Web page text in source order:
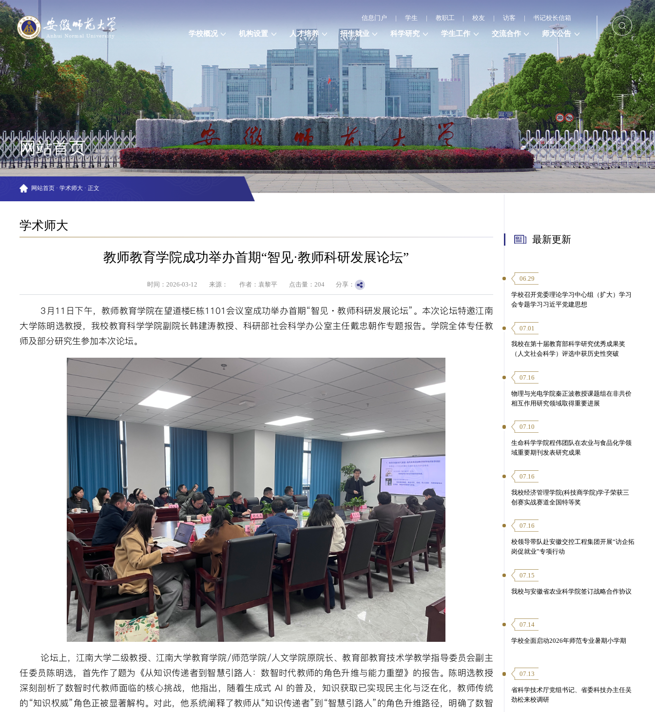
信息门户 | 学生 | 教职工 | 校友 | 访客 | 书记校长信箱
学校概况 机构设置 人才培养 招生就业 科学研究 学生工作 交流合作 师大公告
网站首页
网站首页 · 学术师大 · 正文
学术师大
教师教育学院成功举办首期“智见·教师科研发展论坛”
时间：2026-03-12 来源： 作者：袁黎平 点击量： 204 分享：
3月11日下午，教师教育学院在望道楼E栋1101会议室成功举办首期“智见・教师科研发展论坛”。本次论坛特邀江南
大学陈明选教授，我校教育科学学院副院长韩建涛教授、科研部社会科学办公室主任戴忠朝作专题报告。学院全体专任教
师及部分研究生参加本次论坛。
论坛上，江南大学二级教授、江南大学教育学院/师范学院/人文学院原院长、教育部教育技术学教学指导委员会副主
任委员陈明选，首先作了题为《从知识传递者到智慧引路人：数智时代教师的角色升维与能力重塑》的报告。陈明选教授
深刻剖析了数智时代教师面临的核心挑战，他指出，随着生成式 AI 的普及，知识获取已实现民主化与泛在化，教师传统
的“知识权威”角色正被显著解构。对此，他系统阐释了教师从“知识传递者”到“智慧引路人”的角色升维路径，明确了数智
最新更新
06.29
学校召开党委理论学习中心组（扩大）学习
会专题学习习近平党建思想
07.01
我校在第十届教育部科学研究优秀成果奖
（人文社会科学）评选中获历史性突破
07.16
物理与光电学院秦正波教授课题组在非共价
相互作用研究领域取得重要进展
07.10
生命科学学院程伟团队在农业与食品化学领
域重要期刊发表研究成果
07.16
我校经济管理学院(科技商学院)学子荣获三
创赛实战赛道全国特等奖
07.16
校领导带队赴安徽交控工程集团开展“访企拓
岗促就业”专项行动
07.15
我校与安徽省农业科学院签订战略合作协议
07.14
学校全面启动2026年师范专业暑期小学期
07.13
省科学技术厅党组书记、省委科技办主任吴
劲松来校调研